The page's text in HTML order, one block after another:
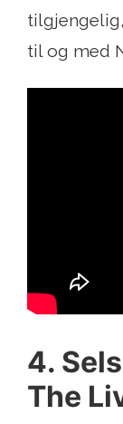
til og med
4.
The